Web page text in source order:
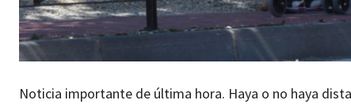
Noticia importante de última hora. Haya o no haya